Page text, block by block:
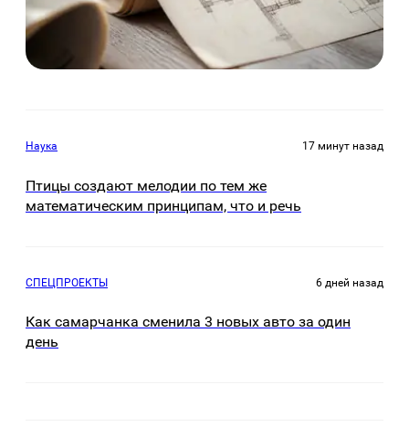
Наука 17 минут назад
Птицы создают мелодии по тем же
математическим принципам, что и речь
СПЕЦПРОЕКТЫ 6 дней назад
Как самарчанка сменила 3 новых авто за один
день